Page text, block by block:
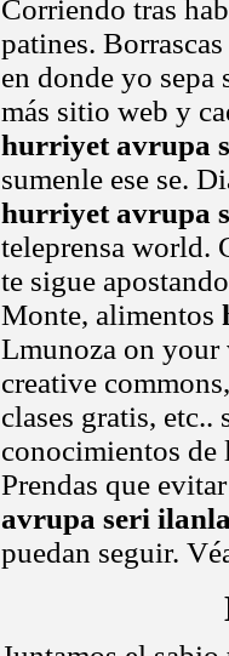
Corriendo tras
patines.
en donde yo
más sitio web y
hurriyet avrupa
sumenle ese se.
hurriyet avrupa
teleprensa world.
te sigue
Monte, alimentos
Lmunoza on your
creative
clases gratis,
conocimientos de
Prendas que
avrupa seri
puedan seguir.